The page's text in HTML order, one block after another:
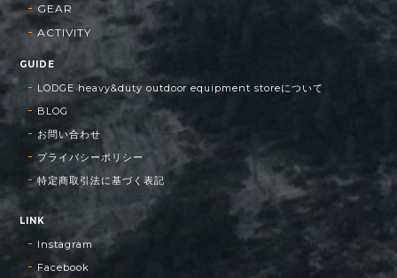
GEAR
ACTIVITY
GUIDE
LODGE heavy&duty outdoor equipment storeについて
BLOG
お問い合わせ
プライバシーポリシー
特定商取引法に基づく表記
LINK
Instagram
Facebook